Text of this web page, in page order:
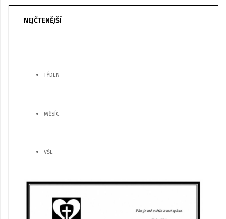
NEJČTENĚJŠÍ
TÝDEN
MĚSÍC
VŠE